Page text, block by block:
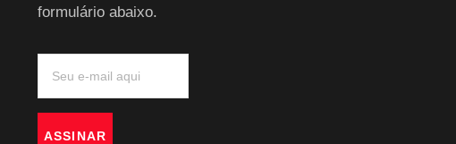
formulário abaixo.
ASSINAR